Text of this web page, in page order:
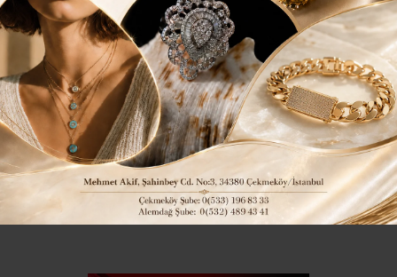
İBB Halk Market, yöresel ürünleri uygun fiyata satmaya
devam ediyor. İnternet sitesi üzerinden alışveriş imkanı
20 Nisan 2024 Cumartesi 23:14
Sosyal medya hesaplarımızı keşfedin